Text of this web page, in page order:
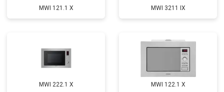
MWI 121.1 X MWI 3211 IX
MWI 222.1 X MWI 122.1 X